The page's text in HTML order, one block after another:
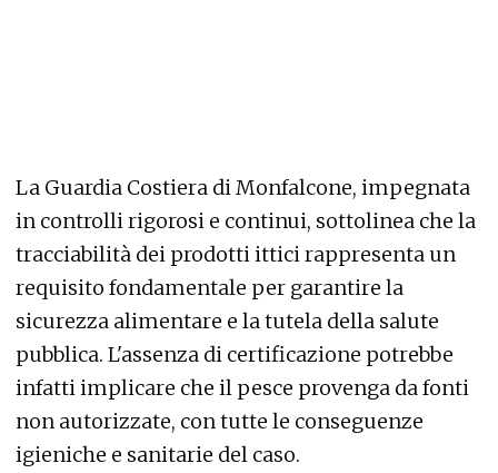
La Guardia Costiera di Monfalcone, impegnata
in controlli rigorosi e continui, sottolinea che la
tracciabilità dei prodotti ittici rappresenta un
requisito fondamentale per garantire la
sicurezza alimentare e la tutela della salute
pubblica. L'assenza di certificazione potrebbe
infatti implicare che il pesce provenga da fonti
non autorizzate, con tutte le conseguenze
igieniche e sanitarie del caso.